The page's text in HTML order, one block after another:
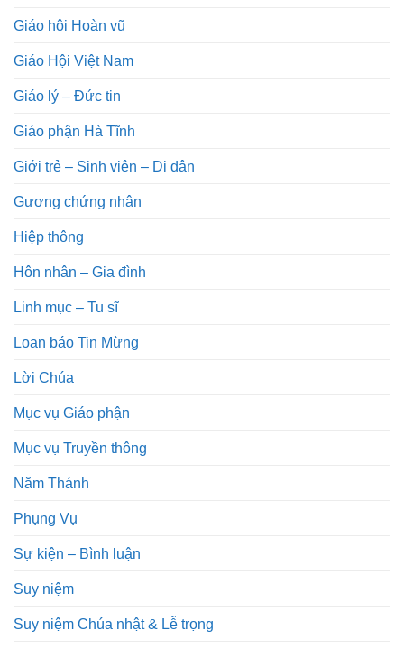
Giáo hội Hoàn vũ
Giáo Hội Việt Nam
Giáo lý – Đức tin
Giáo phận Hà Tĩnh
Giới trẻ – Sinh viên – Di dân
Gương chứng nhân
Hiệp thông
Hôn nhân – Gia đình
Linh mục – Tu sĩ
Loan báo Tin Mừng
Lời Chúa
Mục vụ Giáo phận
Mục vụ Truyền thông
Năm Thánh
Phụng Vụ
Sự kiện – Bình luận
Suy niệm
Suy niệm Chúa nhật & Lễ trọng